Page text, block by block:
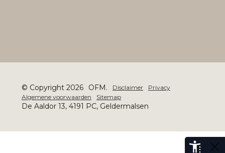
© Copyright 2026 OFM. Disclaimer
Privacy
Algemene voorwaarden
Sitemap
De Aaldor 13, 4191 PC, Geldermalsen